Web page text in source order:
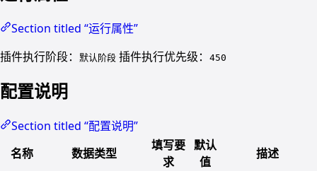
Section titled “运行属性”
插件执行阶段：
默认阶段 插件执行优先级： 450
配置说明
Section titled “配置说明”
名称
数据类型
填写要
求
默认
值
描述